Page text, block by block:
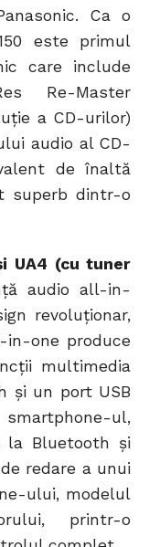
Ca o
este primul
care include
Re-Master
a CD-urilor)
audio al CD-
de înaltă
superb dintr-o
UA4 (cu tuner
audio all-in-
revoluționar,
in-one produce
multimedia
și un port USB
ul,
la Bluetooth și
redare a unui
ului, modelul
printr-o